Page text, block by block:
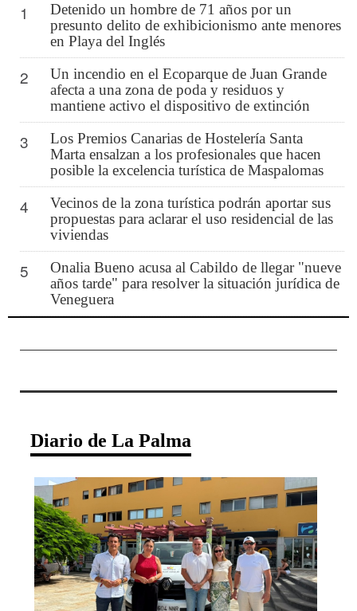
1
Detenido un hombre de 71 años por un
presunto delito de exhibicionismo ante menores
en Playa del Inglés
2
Un incendio en el Ecoparque de Juan Grande
afecta a una zona de poda y residuos y
mantiene activo el dispositivo de extinción
3
Los Premios Canarias de Hostelería Santa
Marta ensalzan a los profesionales que hacen
posible la excelencia turística de Maspalomas
4
Vecinos de la zona turística podrán aportar sus
propuestas para aclarar el uso residencial de las
viviendas
5
Onalia Bueno acusa al Cabildo de llegar "nueve
años tarde" para resolver la situación jurídica de
Veneguera
Diario de La Palma